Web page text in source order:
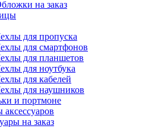
на заказ
для пропуска
для смартфонов
для планшетов
для ноутбука
для кабелей
для наушников
и портмоне
на заказ